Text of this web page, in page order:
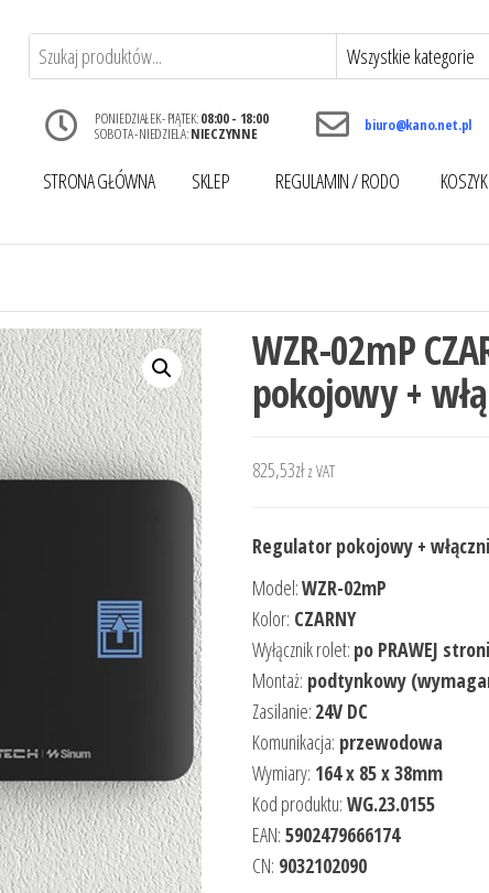
PONIEDZIAŁEK - PIĄTEK:08:00 - 18:00
SOBOTA - NIEDZIELA:NIECZYNNE biuro@kano.net.pl
STRONA GŁÓWNA SKLEP REGULAMIN / RODO KOSZYK
WZR-02mP
pokojowy +
825,53zł z VAT
Regulator pokojowy +
Model:WZR-02mP
Kolor: CZARNY
Wyłącznik rolet: po PRAWEJ
Montaż: podtynkowy
Zasilanie: 24V DC
Komunikacja: przewodowa
Wymiary: 164 x 85 x 38mm
Kod produktu: WG.23.0155
EAN: 5902479666174
CN: 9032102090